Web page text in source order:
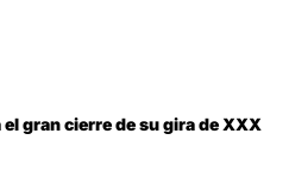
el gran cierre de su gira de XXX